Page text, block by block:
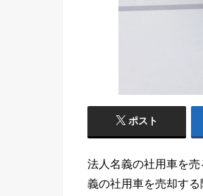
ポスト
法人名義の社用車を
義の社用車を売却す